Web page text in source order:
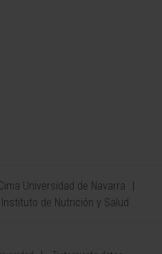
Universidad de Navarra
Instituto de Nutrición y Salud